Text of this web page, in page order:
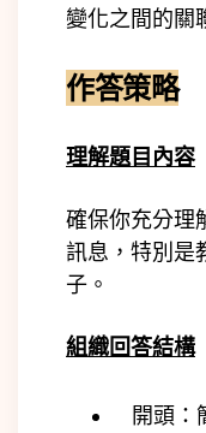
變化之間的關
作答策略
理解題目內容
確保你充分理
訊息，特別是
子。
組織回答結構
開頭：